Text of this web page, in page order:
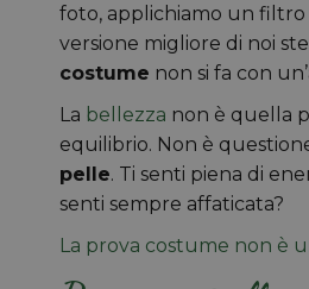
foto, applichiamo un filtro
versione migliore di noi
costume non si fa con
La bellezza non è quella
equilibrio. Non è
pelle. Ti senti piena di
senti sempre affaticata?
La prova costume non è